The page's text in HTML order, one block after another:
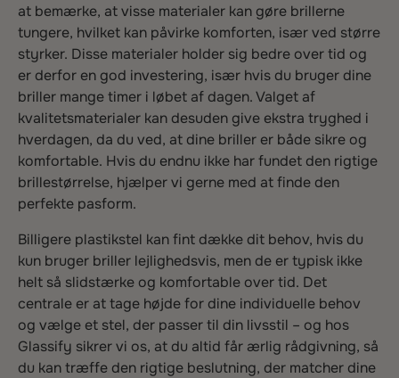
at bemærke, at visse materialer kan gøre brillerne
tungere, hvilket kan påvirke komforten, især ved større
styrker. Disse materialer holder sig bedre over tid og
er derfor en god investering, især hvis du bruger dine
briller mange timer i løbet af dagen. Valget af
kvalitetsmaterialer kan desuden give ekstra tryghed i
hverdagen, da du ved, at dine briller er både sikre og
komfortable. Hvis du endnu ikke har fundet den rigtige
brillestørrelse, hjælper vi gerne med at finde den
perfekte pasform.
Billigere plastikstel kan fint dække dit behov, hvis du
kun bruger briller lejlighedsvis, men de er typisk ikke
helt så slidstærke og komfortable over tid. Det
centrale er at tage højde for dine individuelle behov
og vælge et stel, der passer til din livsstil – og hos
Glassify sikrer vi os, at du altid får ærlig rådgivning, så
du kan træffe den rigtige beslutning, der matcher dine